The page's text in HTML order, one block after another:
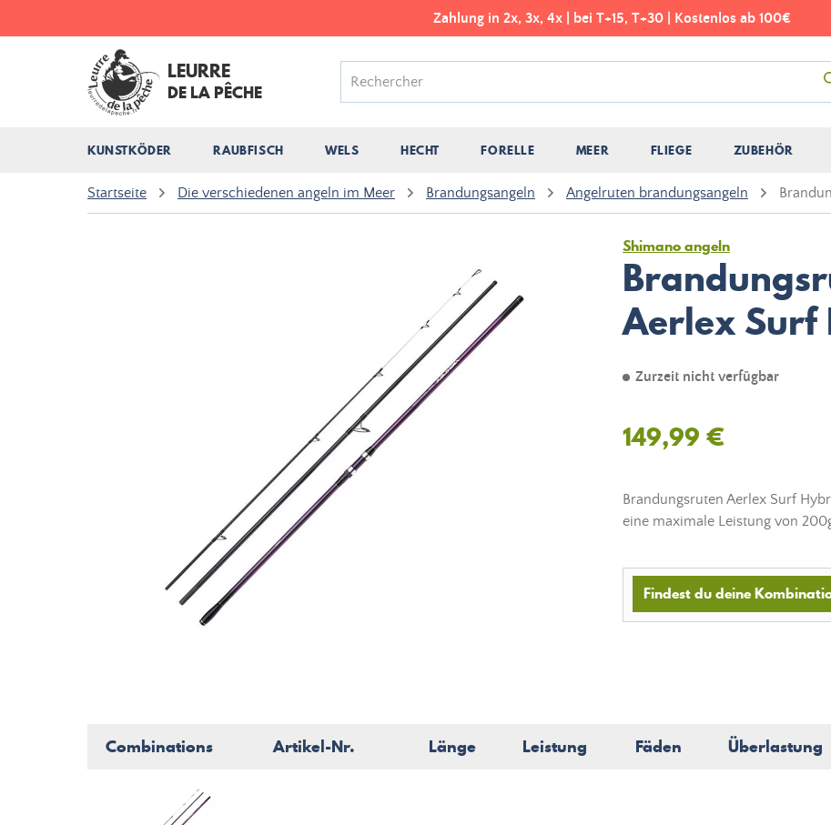
Zahlung in 2x, 3x, 4x | bei T+15, T+30 | Kostenlos ab 100€
LEURRE
DE LA PÊCHE
KUNSTKÖDER RAUBFISCH WELS HECHT FORELLE MEER FLIEGE ZUBEHÖR
Startseite Die verschiedenen angeln im Meer Brandungsangeln Angelruten brandungsangeln
Shimano angeln
Aerlex Surf
Zurzeit nicht verfügbar
149,99 €
Brandungsruten Aerlex Surf
eine maximale Leistung von
Findest du deine
Combinations Artikel-Nr. Länge Leistung Fäden Überlastung